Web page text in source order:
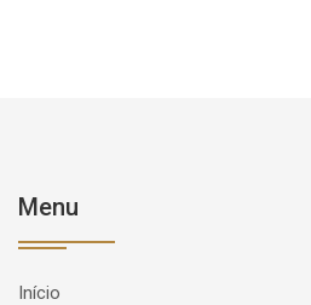
Menu
Início